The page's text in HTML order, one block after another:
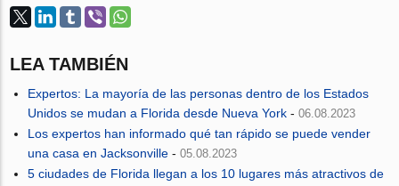
LEA TAMBIÉN
Expertos: La mayoría de las personas dentro de los Estados
Unidos se mudan a Florida desde Nueva York -06.08.2023
Los expertos han informado qué tan rápido se puede vender
una casa en Jacksonville -05.08.2023
5 ciudades de Florida llegan a los 10 lugares más atractivos de